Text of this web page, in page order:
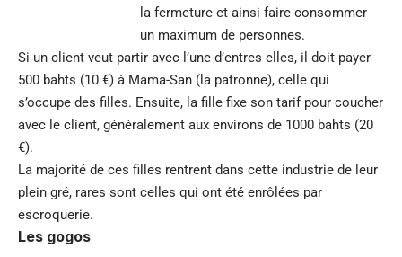
la fermeture et ainsi faire consommer
un maximum de personnes.
Si un client veut partir avec l’une d’entres elles, il doit payer
500 bahts (10 €) à Mama-San (la patronne), celle qui
s’occupe des filles. Ensuite, la fille fixe son tarif pour coucher
avec le client, généralement aux environs de 1000 bahts (20
€).
La majorité de ces filles rentrent dans cette industrie de leur
plein gré, rares sont celles qui ont été enrôlées par
escroquerie.
Les gogos